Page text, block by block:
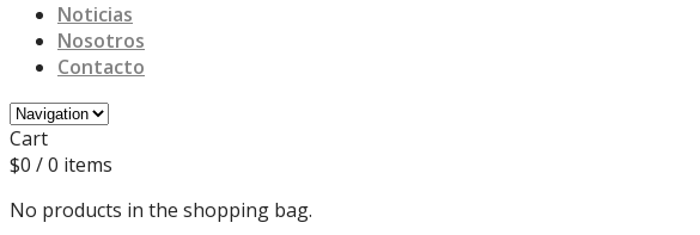
Noticias
Nosotros
Contacto
Cart
$0 / 0 items
No products in the shopping bag.